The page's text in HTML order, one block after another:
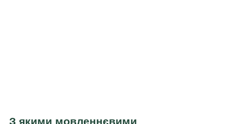
З якими мовленнєвими